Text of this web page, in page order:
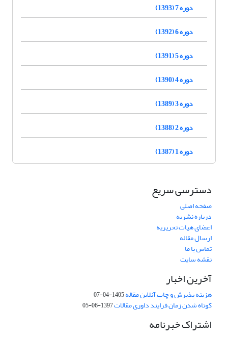
دوره 7 (1393)
دوره 6 (1392)
دوره 5 (1391)
دوره 4 (1390)
دوره 3 (1389)
دوره 2 (1388)
دوره 1 (1387)
دسترسی سریع
صفحه اصلی
درباره نشریه
اعضای هیات تحریریه
ارسال مقاله
تماس با ما
نقشه سایت
آخرین اخبار
هزینه پذیرش و چاپ آنلاین مقاله1405-04-07
کوتاه شدن زمان فرایند داوری مقالات1397-06-05
اشتراک خبرنامه